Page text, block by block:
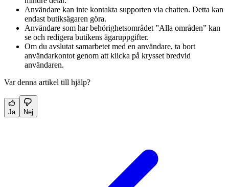
Användare kan inte kontakta supporten via chatten. Detta kan
endast butiksägaren göra.
Användare som har behörighetsområdet ”Alla områden” kan
se och redigera butikens ägaruppgifter.
Om du avslutat samarbetet med en användare, ta bort
användarkontot genom att klicka på krysset bredvid
användaren.
Var denna artikel till hjälp?
Ja Nej